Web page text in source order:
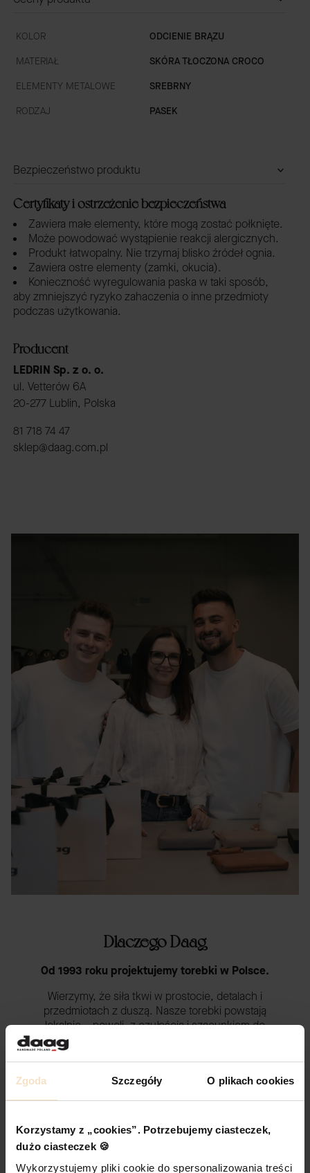
Zgoda Szczegóły O plikach cookies
Korzystamy z „cookies”. Potrzebujemy ciasteczek,
dużo ciasteczek 🍪
Wykorzystujemy pliki cookie do spersonalizowania treści
KOLOR
ODCIENIE BRĄZU
MATERIAŁ
SKÓRA TŁOCZONA CROCO
ELEMENTY METALOWE
SREBRNY
RODZAJ
PASEK
Bezpieczeństwo produktu
Certyfikaty i ostrzeżenie bezpieczeństwa
Zawiera małe elementy, które mogą zostać połknięte.
Może powodować wystąpienie reakcji alergicznych.
Produkt łatwopalny. Nie trzymaj blisko źródeł ognia.
Zawiera ostre elementy (zamki, okucia).
Konieczność wyregulowania paska w taki sposób,
aby zmniejszyć ryzyko zahaczenia o inne przedmioty
podczas użytkowania.
Producent
LEDRIN Sp. z o. o.
ul. Vetterów 6A
20-277 Lublin, Polska
81 718 74 47
sklep@daag.com.pl
Dlaczego Daag
Od 1993 roku projektujemy torebki w Polsce.
Wierzymy, że siła tkwi w prostocie, detalach i
przedmiotach z duszą. Nasze torebki powstają
lokalnie – powoli, z czułością i szacunkiem do
tego, co piękne i trwałe. Od szkicu po ostatni
szew – wszystko robimy z myślą o tym, by mogły
Gdy wieczorem zanurzasz się w rozmowie z
przyjaciółką, a Twoja torebka to cichy, niezawodny
towarzysz. Każda torebka to dla nas coś więcej niż
produkt – to zaproszenie do stworzenia własnej